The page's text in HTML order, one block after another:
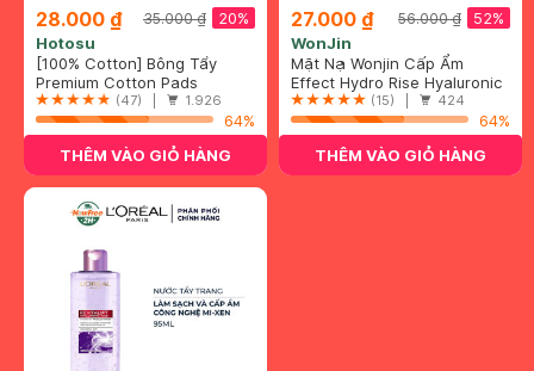
28.000 ₫ 20%
35.000 ₫
Hotosu
[100% Cotton] Bông Tẩy
Trang Hotosu Cao Cấp 150
Miếng
Premium Cotton Pads
(47) | 1.926
64%
THÊM VÀO GIỎ HÀNG
27.000 ₫ 52%
56.000 ₫
WonJin
Mặt Nạ Wonjin Cấp Ẩm
Chuyên Sâu 30g
Effect Hydro Rise Hyaluronic
Concentrated Essence Mask
(15) | 424
64%
THÊM VÀO GIỎ HÀNG